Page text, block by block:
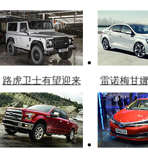
路虎卫士有望迎来
复产
雷诺梅甘
官